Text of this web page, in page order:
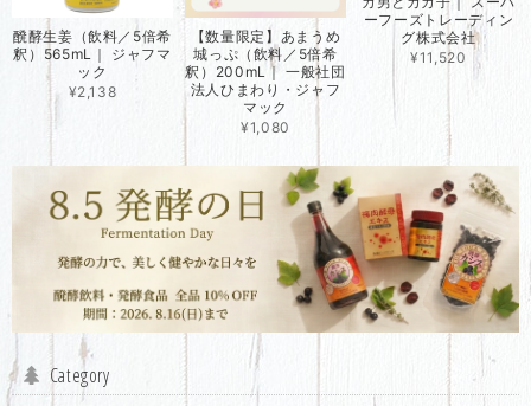
醗酵生姜（飲料／5倍希
釈）565mL｜ ジャフマ
ック
¥2,138
【数量限定】あまうめ
城っぷ（飲料／5倍希
釈）200mL｜ 一般社団
法人ひまわり・ジャフ
マック
¥1,080
ーフーズトレーディン
グ株式会社
¥11,520
Category